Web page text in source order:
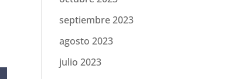
septiembre 2023
agosto 2023
julio 2023